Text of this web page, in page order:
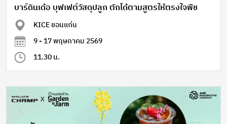
บาร์ดินเด้อ บุฟเฟต์วัสดุปลูก ตักได้ตามสูตรให้ตรงใจพืช
KICE ขอนแก่น
9 - 17 พฤษภาคม 2569
11.30 น.